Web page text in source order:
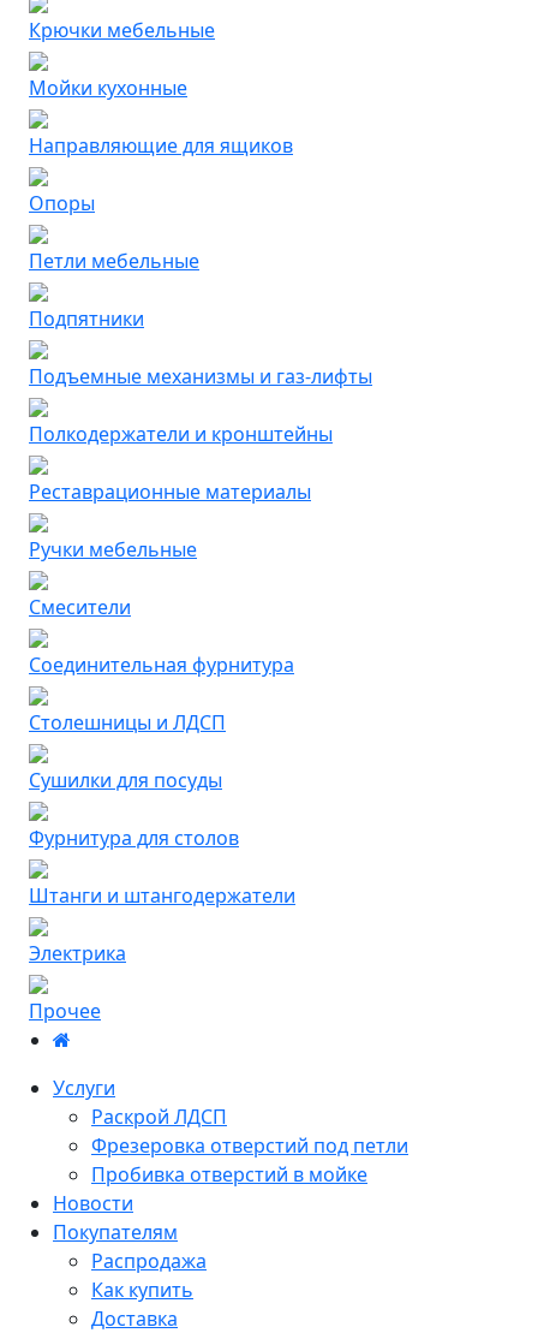
Крючки мебельные
Мойки кухонные
Направляющие для ящиков
Опоры
Петли мебельные
Подпятники
Подъемные механизмы и газ-лифты
Полкодержатели и кронштейны
Реставрационные материалы
Ручки мебельные
Смесители
Соединительная фурнитура
Столешницы и ЛДСП
Сушилки для посуды
Фурнитура для столов
Штанги и штангодержатели
Электрика
Прочее
Услуги
Раскрой ЛДСП
Фрезеровка отверстий под петли
Пробивка отверстий в мойке
Новости
Покупателям
Распродажа
Как купить
Доставка